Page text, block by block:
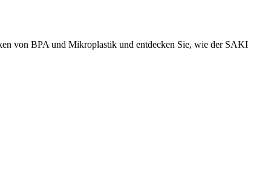
von BPA und Mikroplastik und entdecken Sie, wie der SAKI